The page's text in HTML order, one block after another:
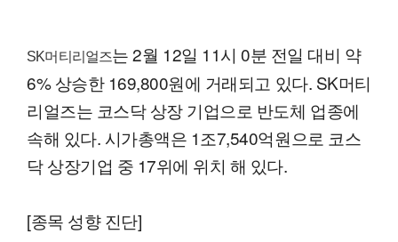
SK머티리얼즈는 2월 12일 11시 0분 전일 대비 약
6% 상승한 169,800원에 거래되고 있다. SK머티
리얼즈는 코스닥 상장 기업으로 반도체 업종에
속해 있다. 시가총액은 1조7,540억원으로 코스
닥 상장기업 중 17위에 위치 해 있다.
[종목 성향 진단]